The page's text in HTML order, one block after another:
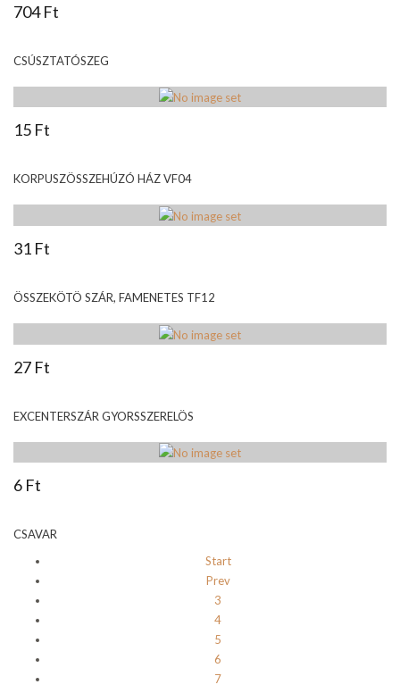
704 Ft
CSÚSZTATÓSZEG
15 Ft
KORPUSZÖSSZEHÚZÓ HÁZ VF04
31 Ft
ÖSSZEKÖTÖ SZÁR, FAMENETES TF12
27 Ft
EXCENTERSZÁR GYORSSZERELÖS
6 Ft
CSAVAR
Start
Prev
3
4
5
6
7